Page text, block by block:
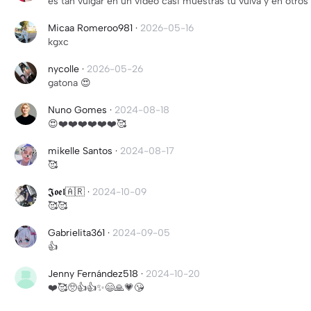
Micaa Romeroo981 · 2026-05-16
kgxc
nycolle · 2026-05-26
gatona 😍
Nuno Gomes · 2024-08-18
😍❤️❤️❤️❤️❤️❤️🥰
mikelle Santos · 2024-08-17
🥰
𝕵𝖔𝖊𝖑🇦🇷 · 2024-10-09
🥰🥰
Gabrielita361 · 2024-09-05
👍
Jenny Fernández518 · 2024-10-20
❤️🥰🥺👍👍✨😄🙏💗😘